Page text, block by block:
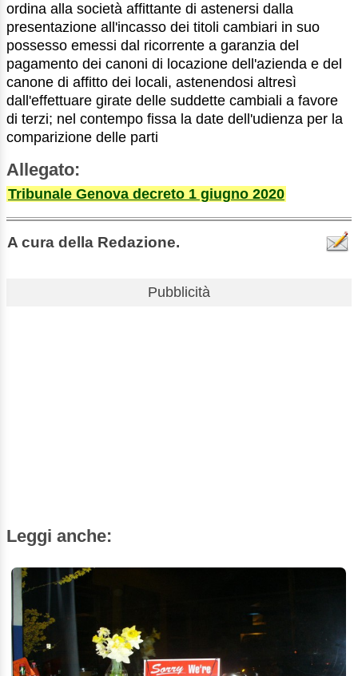
ordina alla società affittante di astenersi dalla
presentazione all'incasso dei titoli cambiari in suo
possesso emessi dal ricorrente a garanzia del
pagamento dei canoni di locazione dell'azienda e del
canone di affitto dei locali, astenendosi altresì
dall'effettuare girate delle suddette cambiali a favore
di terzi; nel contempo fissa la date dell'udienza per la
comparizione delle parti
Allegato:
Tribunale Genova decreto 1 giugno 2020
A cura della Redazione.
Pubblicità
Leggi anche: